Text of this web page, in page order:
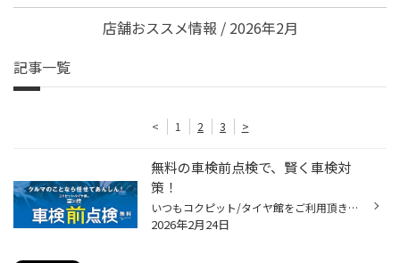
店舗おススメ情報 / 2026年2月
記事一覧
< 1 2 3 >
無料の車検前点検で、賢く車検対
策！
いつもコクピット/タイヤ館をご利用頂きありがとうございます。 今回は、コクピット/タイヤ館がオススメする「車検前点検」についてご紹介いたします。 【車検前点検は、出費を集中させない、かしこい車検対策です】 ・車検って何？よく分からなくて不安・・・。 ・できれば車検の出費を抑えたい・...
2026年2月24日